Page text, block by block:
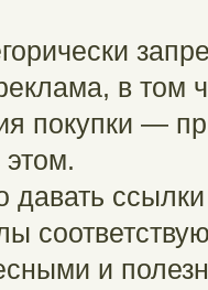
в том
покупки —
и